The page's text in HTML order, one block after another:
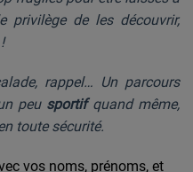
privilège de les découvrir,
rappel… Un parcours
peu sportifquand même,
toute sécurité.
vos noms, prénoms, et